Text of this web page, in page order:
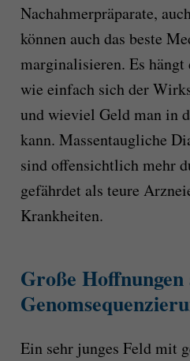
Nachahmerpräparate,
können auch das beste
marginalisieren. Es hängt
wie einfach sich der
und wieviel Geld man in
kann. Massentaugliche
sind offensichtlich mehr
gefährdet als teure
Krankheiten.
Große
Ein sehr junges Feld mit